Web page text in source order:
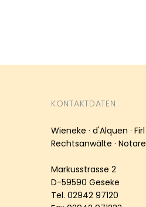
KONTAKTDATEN
Wieneke · d'Alquen · Firl
Rechtsanwälte · Notare
Markusstrasse 2
D-59590 Geseke
Tel. 02942 97120